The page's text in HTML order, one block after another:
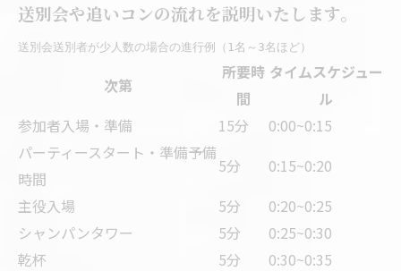
送別会や追いコンの流れを説明いたします。
送別会送別者が少人数の場合の進行例（1名～3名ほど）
次第
所要時
間
タイムスケジュー
ル
参加者入場・準備
15分
0:00~0:15
パーティースタート・準備予備
時間
5分
0:15~0:20
主役入場
5分
0:20~0:25
シャンパンタワー
5分
0:25~0:30
乾杯
5分
0:30~0:35